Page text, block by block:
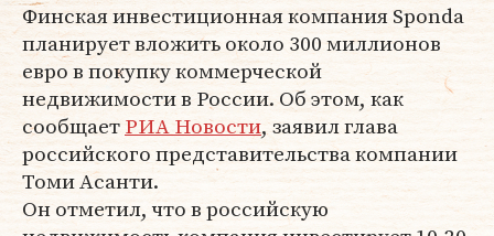
Финская инвестиционная компания Sponda
планирует вложить около 300 миллионов
евро в покупку коммерческой
недвижимости в России. Об этом, как
сообщаетРИА Новости, заявил глава
российского представительства компании
Томи Асанти.
Он отметил, что в российскую